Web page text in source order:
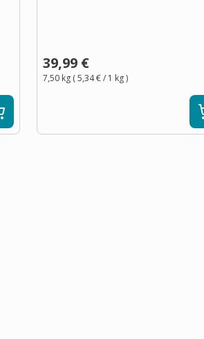
39,99 €
7,50 kg (5,34 €/ 1 kg)